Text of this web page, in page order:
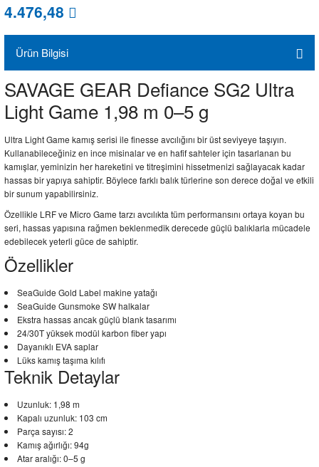
4.476,48
Ürün Bilgisi
SAVAGE GEAR Defiance SG2 Ultra
Light Game 1,98 m 0–5 g
Ultra Light Game kamış serisi ile finesse avcılığını bir üst seviyeye taşıyın.
Kullanabileceğiniz en ince misinalar ve en hafif sahteler için tasarlanan bu
kamışlar, yeminizin her hareketini ve titreşimini hissetmenizi sağlayacak kadar
hassas bir yapıya sahiptir. Böylece farklı balık türlerine son derece doğal ve etkili
bir sunum yapabilirsiniz.
Özellikle LRF ve Micro Game tarzı avcılıkta tüm performansını ortaya koyan bu
seri, hassas yapısına rağmen beklenmedik derecede güçlü balıklarla mücadele
edebilecek yeterli güce de sahiptir.
Özellikler
SeaGuide Gold Label makine yatağı
SeaGuide Gunsmoke SW halkalar
Ekstra hassas ancak güçlü blank tasarımı
24/30T yüksek modül karbon fiber yapı
Dayanıklı EVA saplar
Lüks kamış taşıma kılıfı
Teknik Detaylar
Uzunluk: 1,98 m
Kapalı uzunluk: 103 cm
Parça sayısı: 2
Kamış ağırlığı: 94g
Atar aralığı: 0–5 g